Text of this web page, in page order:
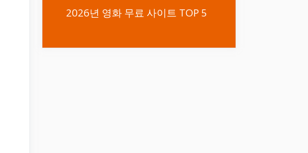
2026년 영화 무료 사이트 TOP 5